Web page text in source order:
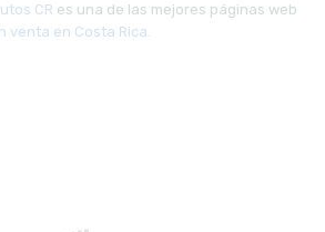
CR es una de las mejores páginas web
venta en Costa Rica.